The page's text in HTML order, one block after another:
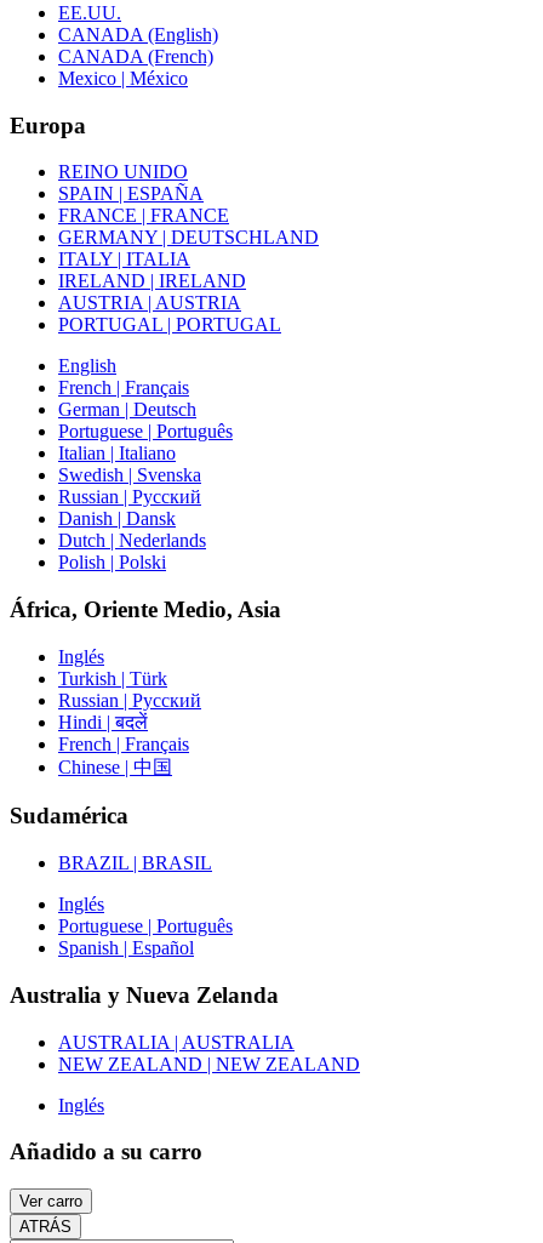
EE.UU.
CANADA (English)
CANADA (French)
Mexico | México
Europa
REINO UNIDO
SPAIN | ESPAÑA
FRANCE | FRANCE
GERMANY | DEUTSCHLAND
ITALY | ITALIA
IRELAND | IRELAND
AUSTRIA | AUSTRIA
PORTUGAL | PORTUGAL
English
French | Français
German | Deutsch
Portuguese | Português
Italian | Italiano
Swedish | Svenska
Russian | Русский
Danish | Dansk
Dutch | Nederlands
Polish | Polski
África, Oriente Medio, Asia
Inglés
Turkish | Türk
Russian | Русский
Hindi | बदलें
French | Français
Chinese | 中国
Sudamérica
BRAZIL | BRASIL
Inglés
Portuguese | Português
Spanish | Español
Australia y Nueva Zelanda
AUSTRALIA | AUSTRALIA
NEW ZEALAND | NEW ZEALAND
Inglés
Añadido a su carro
Ver carro
ATRÁS